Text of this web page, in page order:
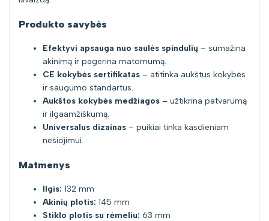
Produkto savybės
Efektyvi apsauga nuo saulės spindulių – sumažina
akinimą ir pagerina matomumą.
CE kokybės sertifikatas – atitinka aukštus kokybės
ir saugumo standartus.
Aukštos kokybės medžiagos – užtikrina patvarumą
ir ilgaamžiškumą.
Universalus dizainas – puikiai tinka kasdieniam
nešiojimui.
Matmenys
Ilgis: 132 mm
Akinių plotis: 145 mm
Stiklo plotis su rėmeliu: 63 mm